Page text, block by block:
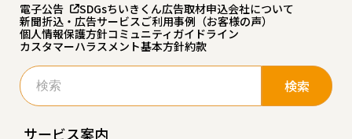
電子公告 SDGsちいきくん広告取材申込会社について
新聞折込・広告サービスご利用事例（お客様の声）
個人情報保護方針コミュニティガイドライン
カスタマーハラスメント基本方針約款
検
索:
サービス案内